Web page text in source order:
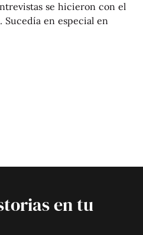
se hicieron con el
Sucedía en especial en
en tu